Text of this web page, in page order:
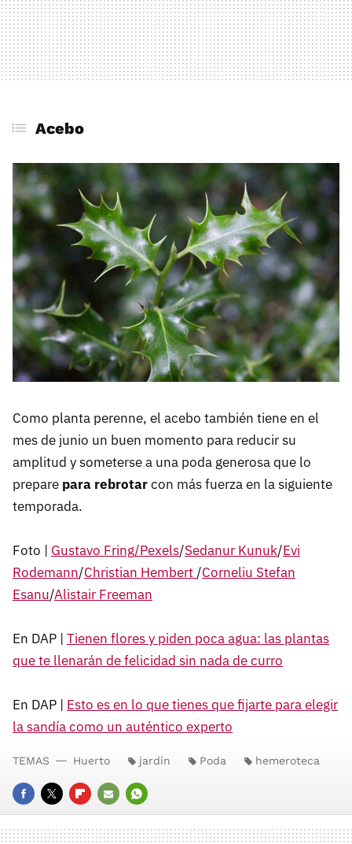
Acebo
Como planta perenne, el acebo también tiene en el
mes de junio un buen momento para reducir su
amplitud y someterse a una poda generosa que lo
prepare para rebrotarcon más fuerza en la siguiente
temporada.
Foto | Gustavo Fring/Pexels/Sedanur Kunuk/Evi
Rodemann/Christian Hembert /Corneliu Stefan
Esanu/Alistair Freeman
En DAP | Tienen flores y piden poca agua: las plantas
que te llenarán de felicidad sin nada de curro
En DAP | Esto es en lo que tienes que fijarte para elegir
la sandía como un auténtico experto
FACEBOOK
TWITTERFLIPBOARD
E-
MAIL
WHATSAPP
TEMAS Huerto jardín Poda hemeroteca